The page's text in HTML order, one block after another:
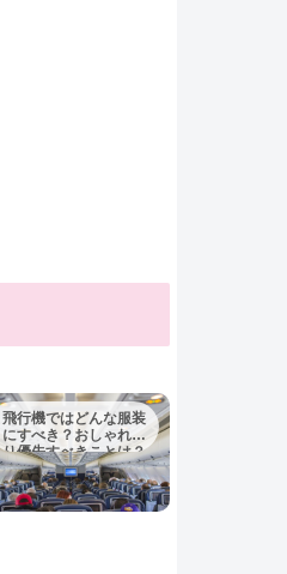
飛行機ではどんな服装
にすべき？おしゃれよ
り優先すべきことは？